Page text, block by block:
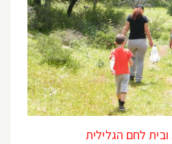
לחם הגלילית